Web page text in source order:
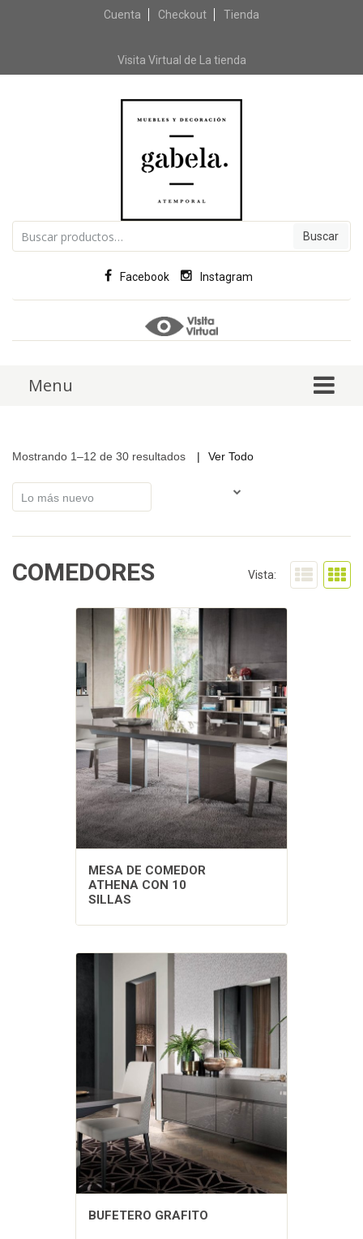
Skip to content
Cuenta Checkout Tienda
Visita Virtual de La tienda
Facebook Instagram
Menu
Mostrando 1–12 de 30 resultados Ver Todo
COMEDORES Vista:
MESA DE COMEDOR
ATHENA CON 10
SILLAS
BUFETERO GRAFITO